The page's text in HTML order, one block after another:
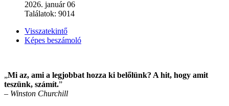
2026. január 06
Találatok: 9014
Visszatekintő
Képes beszámoló
„Mi az, ami a legjobbat hozza ki belőlünk? A hit, hogy amit
teszünk, számít.”
– Winston Churchill